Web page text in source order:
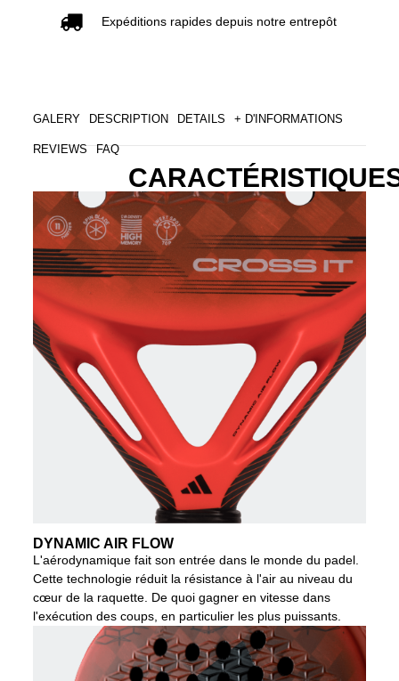
Expéditions rapides depuis notre entrepôt
GALERY DESCRIPTION DETAILS + D'INFORMATIONS
REVIEWS FAQ
DYNAMIC AIR FLOW
L'aérodynamique fait son entrée dans le monde du padel.
Cette technologie réduit la résistance à l'air au niveau du
cœur de la raquette. De quoi gagner en vitesse dans
l'exécution des coups, en particulier les plus puissants.